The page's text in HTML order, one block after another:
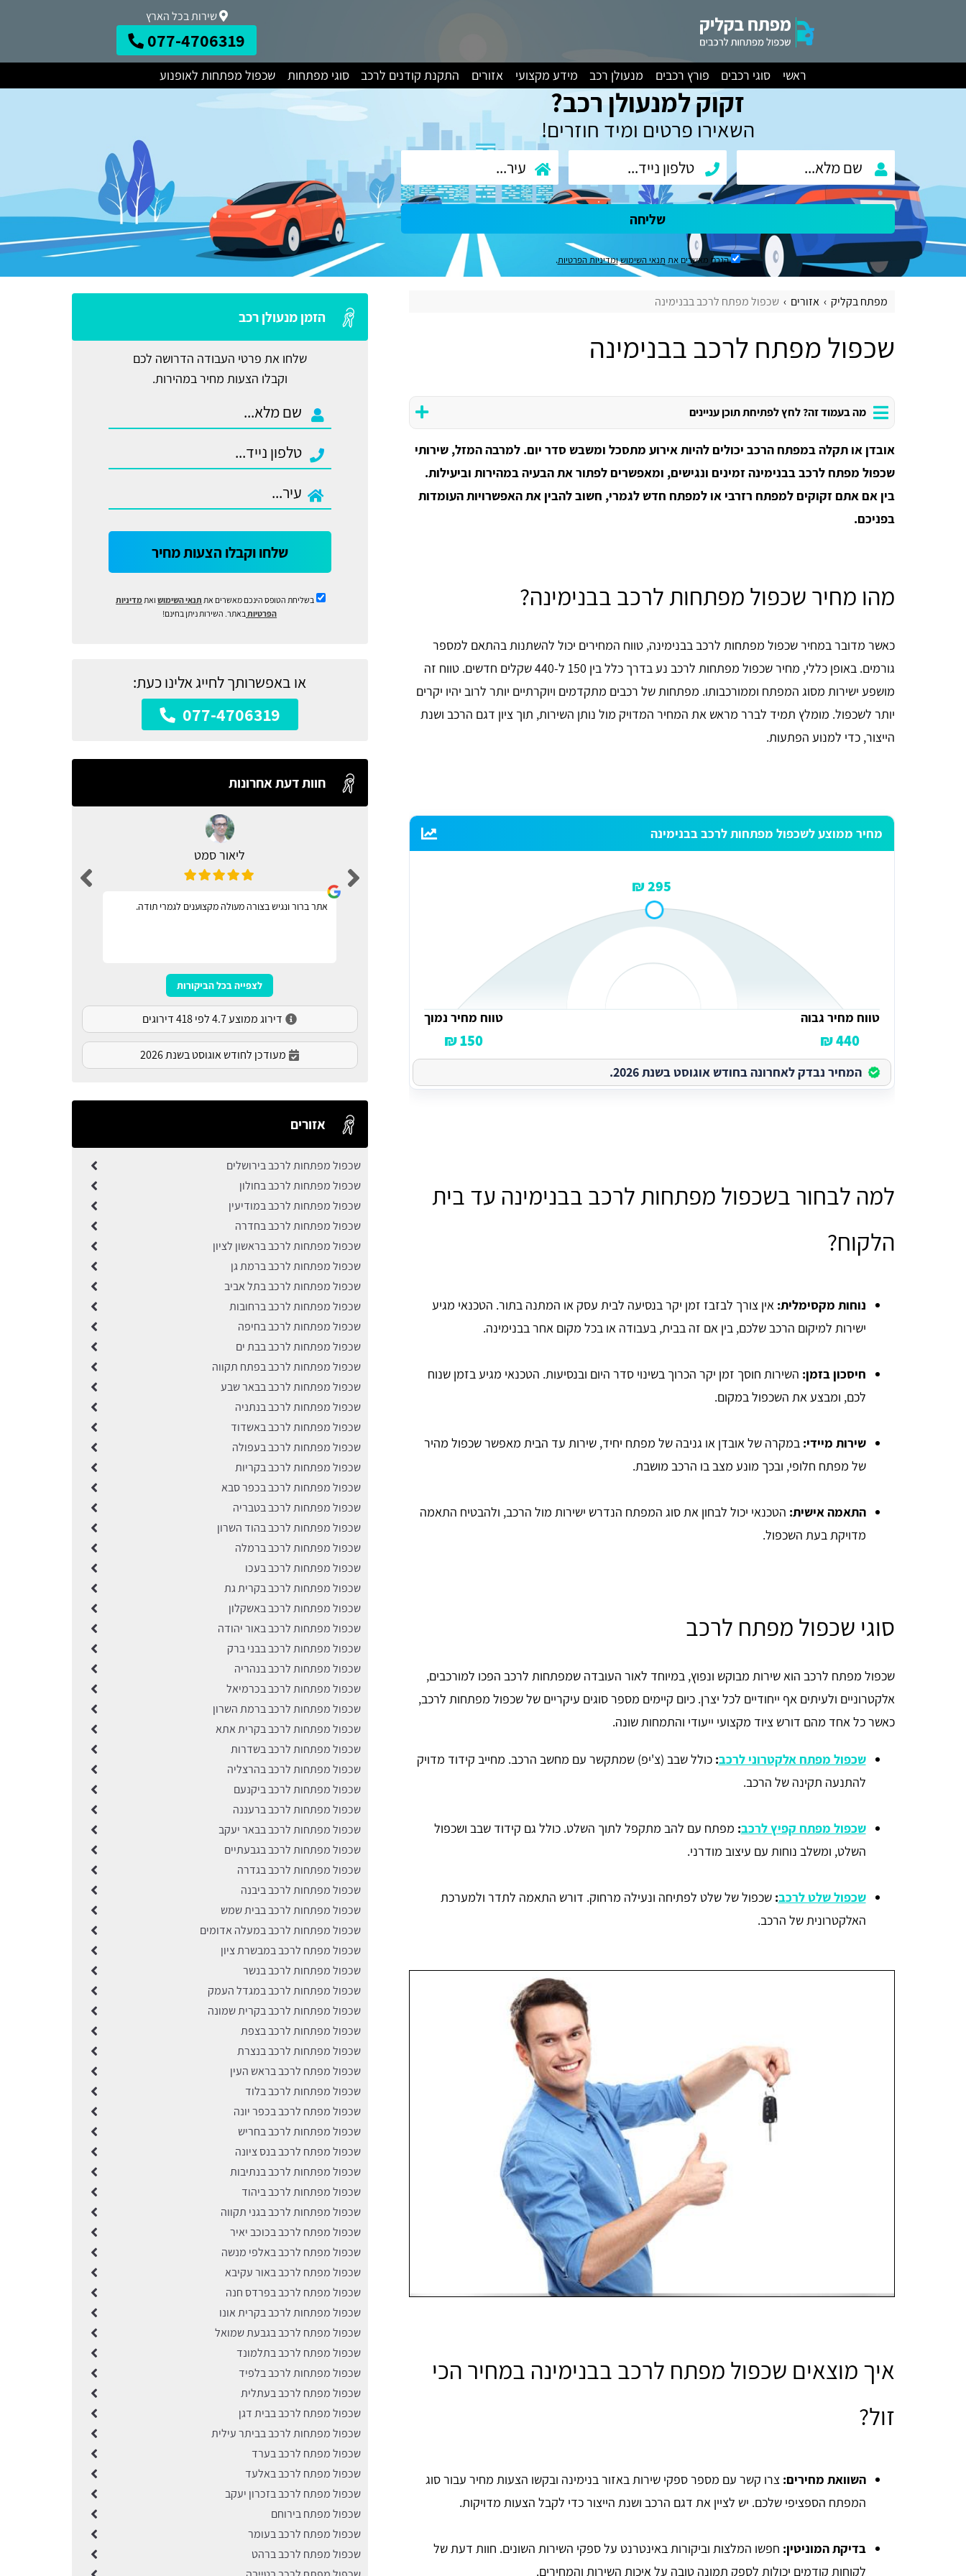
שירות בכל הארץ
077-4706319
ראשי סוגי רכבים פורץ רכבים מנעולן רכב מידע מקצועי אזורים התקנת קודנים לרכב סוגי מפתחות שכפול מפתחות לאופנוע
זקוק למנעולן רכב?
השאירו פרטים ומיד חוזרים!
שליחה
הנכם מאשרים את תנאי השימושומדיניות הפרטיות.
מפתח בקליק אזורים שכפול מפתח לרכב בבנימינה
שכפול מפתח לרכב בבנימינה
מה בעמוד זה? לחץ לפתיחת תוכן עניינים
אובדן או תקלה במפתח הרכב יכולים להיות אירוע מתסכל ומשבש סדר יום. למרבה המזל, שירותי
שכפול מפתח לרכב בבנימינה זמינים ונגישים, ומאפשרים לפתור את הבעיה במהירות וביעילות.
בין אם אתם זקוקים למפתח רזרבי או למפתח חדש לגמרי, חשוב להבין את האפשרויות העומדות
בפניכם.
מהו מחיר שכפול מפתחות לרכב בבנימינה?
כאשר מדובר במחיר שכפול מפתחות לרכב בבנימינה, טווח המחירים יכול להשתנות בהתאם למספר
גורמים. באופן כללי, מחיר שכפול מפתחות לרכב נע בדרך כלל בין 150 ל-440 שקלים חדשים. טווח זה
מושפע ישירות מסוג המפתח וממורכבותו. מפתחות של רכבים מתקדמים ויוקרתיים יותר לרוב יהיו יקרים
יותר לשכפול. מומלץ תמיד לברר מראש את המחיר המדויק מול נותן השירות, תוך ציון דגם הרכב ושנת
הייצור, כדי למנוע הפתעות.
מחיר ממוצע לשכפול מפתחות לרכב בבנימינה
295 ₪
טווח מחיר גבוה
440 ₪
טווח מחיר נמוך
150 ₪
המחיר נבדק לאחרונה בחודש אוגוסט בשנת 2026.
למה לבחור בשכפול מפתחות לרכב בבנימינה עד בית
הלקוח?
נוחות מקסימלית: אין צורך לבזבז זמן יקר בנסיעה לבית עסק או המתנה בתור. הטכנאי מגיע
ישירות למיקום הרכב שלכם, בין אם זה בבית, בעבודה או בכל מקום אחר בבנימינה.
חיסכון בזמן: השירות חוסך זמן יקר הכרוך בשינוי סדר היום ובנסיעות. הטכנאי מגיע בזמן שנוח
לכם, ומבצע את השכפול במקום.
שירות מיידי: במקרה של אובדן או גניבה של מפתח יחיד, שירות עד הבית מאפשר שכפול מהיר
של מפתח חלופי, ובכך מונע מצב בו הרכב מושבת.
התאמה אישית: הטכנאי יכול לבחון את סוג המפתח הנדרש ישירות מול הרכב, ולהבטיח התאמה
מדויקת בעת השכפול.
סוגי שכפול מפתח לרכב
שכפול מפתח לרכב הוא שירות מבוקש ונפוץ, במיוחד לאור העובדה שמפתחות לרכב הפכו למורכבים,
אלקטרוניים ולעיתים אף ייחודיים לכל יצרן. כיום קיימים מספר סוגים עיקריים של שכפול מפתחות לרכב,
כאשר כל אחד מהם דורש ציוד מקצועי ייעודי והתמחות שונה.
שכפול מפתח אלקטרוני לרכב: כולל שבב (צ'יפ) שמתקשר עם מחשב הרכב. מחייב קידוד מדויק
להתנעה תקינה של הרכב.
שכפול מפתח קפיץ לרכב: מפתח עם להב מתקפל לתוך השלט. כולל גם קידוד שבב ושכפול
השלט, ומשלב נוחות עם עיצוב מודרני.
שכפול שלט לרכב: שכפול של שלט לפתיחה ונעילה מרחוק. דורש התאמה לתדר ולמערכת
האלקטרונית של הרכב.
איך מוצאים שכפול מפתח לרכב בבנימינה במחיר הכי
זול?
השוואת מחירים: צרו קשר עם מספר ספקי שירות באזור בנימינה ובקשו הצעות מחיר עבור סוג
המפתח הספציפי שלכם. יש לציין את דגם הרכב ושנת הייצור כדי לקבל הצעות מדויקות.
בדיקת המוניטין: חפשו המלצות וביקורות באינטרנט על ספקי השירות השונים. חוות דעת של
לקוחות קודמים יכולות לספק תמונה טובה על איכות השירות והמחירים.
הזמן מנעולן רכב
שלחו את פרטי העבודה הדרושה לכם
וקבלו הצעות מחיר במהירות.
שלחו וקבלו הצעות מחיר
בשליחת הטופס הינכם מאשרים את תנאי השימושואתמדיניות
הפרטיותבאתר. השירות ניתן בחינם!
או באפשרותך לחייג אלינו כעת:
077-4706319
חוות דעת אחרונות
ליאור סמט
אתר ברור ונגיש בצורה מעולה מקצוענים לגמרי תודה.
Levi Shaul זכי ודובץ
לצפייה בכל הביקורות
דירוג ממוצע 4.7 לפי 418 דירוגים
מעודכן לחודש אוגוסט בשנת 2026
אזורים
שכפול מפתחות לרכב בירושלים
שכפול מפתחות לרכב בחולון
שכפול מפתחות לרכב במודיעין
שכפול מפתחות לרכב בחדרה
שכפול מפתחות לרכב בראשון לציון
שכפול מפתחות לרכב ברמת גן
שכפול מפתחות לרכב בתל אביב
שכפול מפתחות לרכב ברחובות
שכפול מפתחות לרכב בחיפה
שכפול מפתחות לרכב בבת ים
שכפול מפתחות לרכב בפתח תקווה
שכפול מפתחות לרכב בבאר שבע
שכפול מפתחות לרכב בנתניה
שכפול מפתחות לרכב באשדוד
שכפול מפתחות לרכב בעפולה
שכפול מפתחות לרכב בקריות
שכפול מפתחות לרכב בכפר סבא
שכפול מפתחות לרכב בטבריה
שכפול מפתחות לרכב בהוד השרון
שכפול מפתחות לרכב ברמלה
שכפול מפתחות לרכב בעכו
שכפול מפתחות לרכב בקרית גת
שכפול מפתחות לרכב באשקלון
שכפול מפתחות לרכב באור יהודה
שכפול מפתחות לרכב בבני ברק
שכפול מפתחות לרכב בנהריה
שכפול מפתחות לרכב בכרמיאל
שכפול מפתחות לרכב ברמת השרון
שכפול מפתחות לרכב בקרית אתא
שכפול מפתחות לרכב בשדרות
שכפול מפתחות לרכב בהרצליה
שכפול מפתחות לרכב ביקנעם
שכפול מפתחות לרכב ברעננה
שכפול מפתחות לרכב בבאר יעקב
שכפול מפתחות לרכב בגבעתיים
שכפול מפתחות לרכב בגדרה
שכפול מפתחות לרכב ביבנה
שכפול מפתחות לרכב בבית שמש
שכפול מפתחות לרכב במעלה אדומים
שכפול מפתח לרכב במבשרת ציון
שכפול מפתחות לרכב בנשר
שכפול מפתחות לרכב במגדל העמק
שכפול מפתחות לרכב בקרית שמונה
שכפול מפתחות לרכב בצפת
שכפול מפתחות לרכב בנצרת
שכפול מפתח לרכב בראש העין
שכפול מפתחות לרכב בלוד
שכפול מפתח לרכב בכפר יונה
שכפול מפתחות לרכב בחריש
שכפול מפתח לרכב בנס ציונה
שכפול מפתחות לרכב בנתיבות
שכפול מפתחות לרכב ביהוד
שכפול מפתחות לרכב בגני תקווה
שכפול מפתח לרכב בכוכב יאיר
שכפול מפתח לרכב באלפי מנשה
שכפול מפתח לרכב באור עקיבא
שכפול מפתח לרכב בפרדס חנה
שכפול מפתחות לרכב בקרית אונו
שכפול מפתח לרכב בגבעת שמואל
שכפול מפתח לרכב בתלמונד
שכפול מפתחות לרכב בלפיד
שכפול מפתח לרכב בעתלית
שכפול מפתח לרכב בבית דגן
שכפול מפתחות לרכב בביתר עילית
שכפול מפתח לרכב בערד
שכפול מפתח לרכב באלעד
שכפול מפתח לרכב בזכרון יעקב
שכפול מפתח בירוחם
שכפול מפתח לרכב בעומר
שכפול מפתח לרכב ברהט